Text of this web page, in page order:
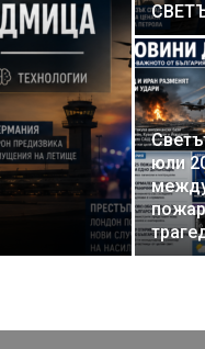
юли